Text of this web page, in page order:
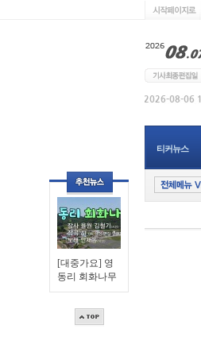
[대중가요] 영
동리 회화나무
티커뉴스